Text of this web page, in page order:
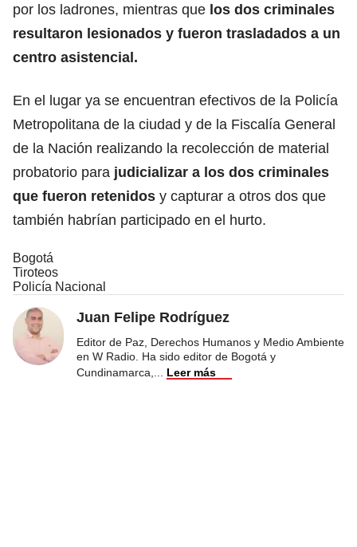
por los ladrones, mientras que los dos criminales
resultaron lesionados y fueron trasladados a un
centro asistencial.
En el lugar ya se encuentran efectivos de la Policía
Metropolitana de la ciudad y de la Fiscalía General
de la Nación realizando la recolección de material
probatorio para judicializar a los dos criminales
que fueron retenidos y capturar a otros dos que
también habrían participado en el hurto.
Bogotá
Tiroteos
Policía Nacional
Juan Felipe Rodríguez
Editor de Paz, Derechos Humanos y Medio Ambiente
en W Radio. Ha sido editor de Bogotá y
Cundinamarca,
Leer más